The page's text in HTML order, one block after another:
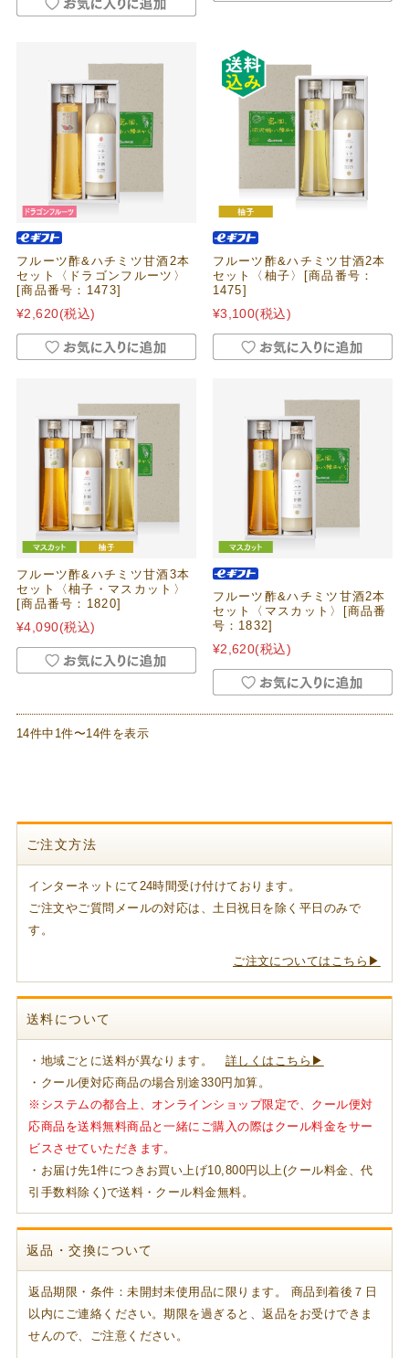
フルーツ酢&ハチミツ甘酒2本
セット〈ドラゴンフルーツ〉
[商品番号：1473]
¥2,620(税込)
フルーツ酢&ハチミツ甘酒2本
セット〈柚子〉[商品番号：
1475]
¥3,100(税込)
フルーツ酢&ハチミツ甘酒3本
セット〈柚子・マスカット〉
[商品番号：1820]
¥4,090(税込)
フルーツ酢&ハチミツ甘酒2本
セット〈マスカット〉[商品番
号：1832]
¥2,620(税込)
14件中1件〜14件を表示
ご注文方法
インターネットにて24時間受け付けております。
ご注文やご質問メールの対応は、土日祝日を除く平日のみで
す。
ご注文についてはこちら▶
送料について
・地域ごとに送料が異なります。 詳しくはこちら▶
・クール便対応商品の場合別途330円加算。
※システムの都合上、オンラインショップ限定で、クール便対
応商品を送料無料商品と一緒にご購入の際はクール料金をサー
ビスさせていただきます。
・お届け先1件につきお買い上げ10,800円以上(クール料金、代
引手数料除く)で送料・クール料金無料。
返品・交換について
返品期限・条件：未開封未使用品に限ります。 商品到着後７日
以内にご連絡ください。期限を過ぎると、返品をお受けできま
せんので、ご注意ください。